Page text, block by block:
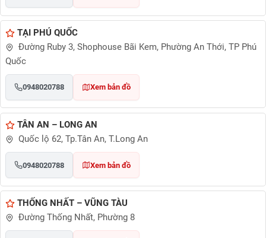
TẠI PHÚ QUỐC
Đường Ruby 3, Shophouse Bãi Kem, Phường An Thới, TP Phú
Quốc
0948020788 Xem bản đồ
TÂN AN – LONG AN
Quốc lộ 62, Tp.Tân An, T.Long An
0948020788 Xem bản đồ
THỐNG NHẤT – VŨNG TÀU
Đường Thống Nhất, Phường 8